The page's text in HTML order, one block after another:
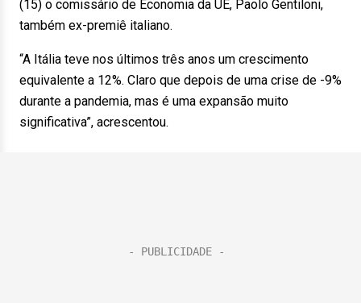
(15) o comissário de Economia da UE, Paolo Gentiloni,
também ex-premiê italiano.
“A Itália teve nos últimos três anos um crescimento
equivalente a 12%. Claro que depois de uma crise de -9%
durante a pandemia, mas é uma expansão muito
significativa”, acrescentou.